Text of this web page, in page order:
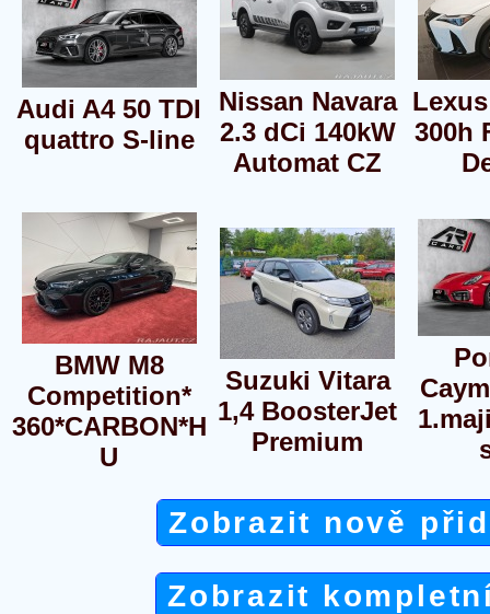
Audi A4 50 TDI
quattro S-line
Nissan Navara
2.3 dCi 140kW
Automat CZ
300h
BMW M8
Competition*
360*CARBON*H
U
Suzuki Vitara
1,4 BoosterJet
Premium
Zobrazit nově
Zobrazit